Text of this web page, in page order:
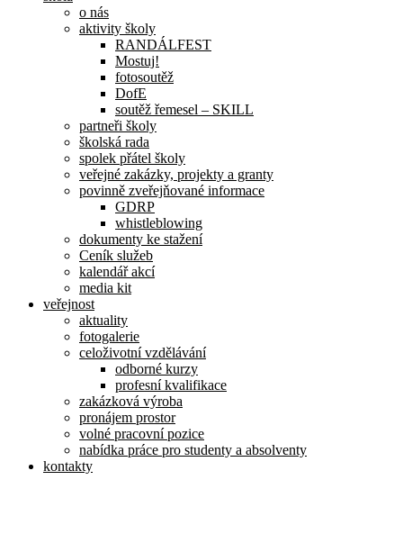
o nás
aktivity školy
RANDÁLFEST
Mostuj!
fotosoutěž
DofE
soutěž řemesel – SKILL
partneři školy
školská rada
spolek přátel školy
veřejné zakázky, projekty a granty
povinně zveřejňované informace
GDRP
whistleblowing
dokumenty ke stažení
Ceník služeb
kalendář akcí
media kit
veřejnost
aktuality
fotogalerie
celoživotní vzdělávání
odborné kurzy
profesní kvalifikace
zakázková výroba
pronájem prostor
volné pracovní pozice
nabídka práce pro studenty a absolventy
kontakty